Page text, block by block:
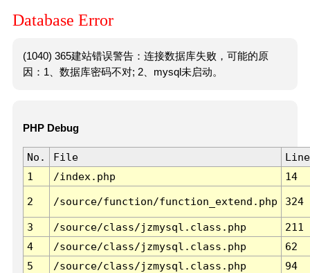
Database Error
(1040) 365建站错误警告：连接数据库失败，可能的原
因：1、数据库密码不对; 2、mysql未启动。
PHP Debug
No. File
Line
1
/index.php 14
2 /source/function/function_extend.php 324
3 /source/class/jzmysql.class.php
211
4
/source/class/jzmysql.class.php
62
5
/source/class/jzmysql.class.php
94